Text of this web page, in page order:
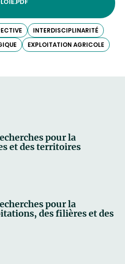
INTERDISCIPLINARITÉ
EXPLOITATION AGRICOLE
pour la
et des territoires
pour la
des filières et des